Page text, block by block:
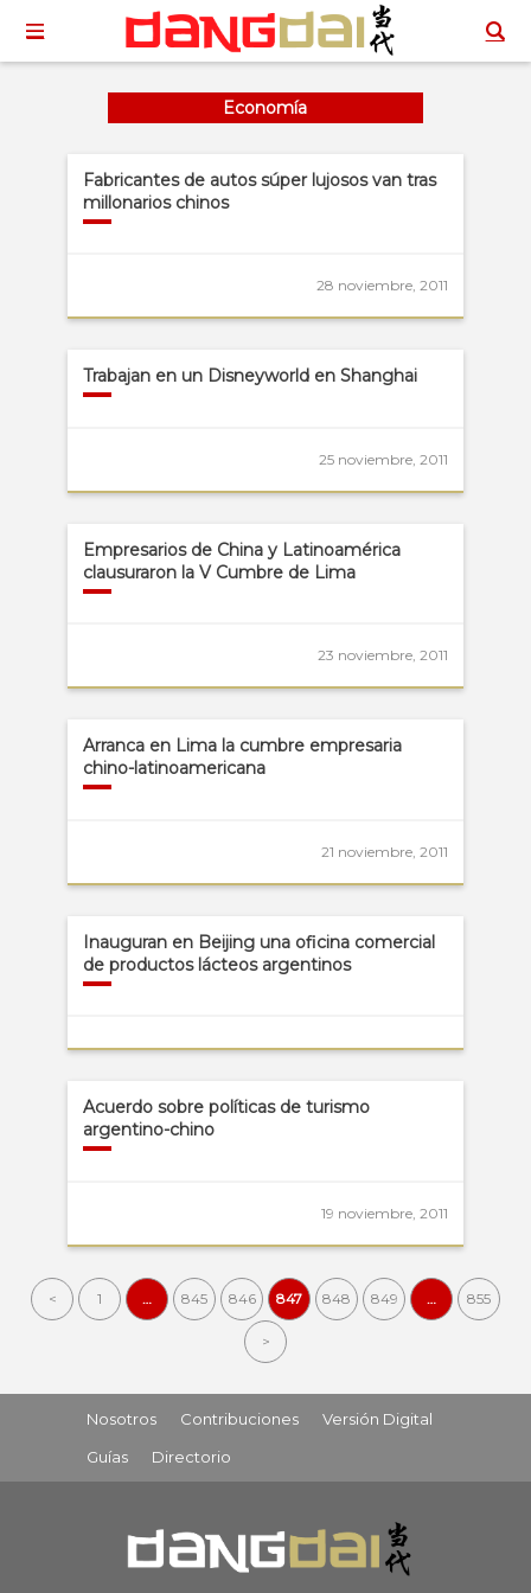
Economía
Fabricantes de autos súper lujosos van tras
millonarios chinos
28 noviembre, 2011
Trabajan en un Disneyworld en Shanghai
25 noviembre, 2011
Empresarios de China y Latinoamérica
clausuraron la V Cumbre de Lima
23 noviembre, 2011
Arranca en Lima la cumbre empresaria
chino-latinoamericana
21 noviembre, 2011
Inauguran en Beijing una oficina comercial
de productos lácteos argentinos
Acuerdo sobre políticas de turismo
argentino-chino
19 noviembre, 2011
< 1 … 845 846 847 848 849 … 855
>
Nosotros Contribuciones
Versión Digital
Guías
Directorio